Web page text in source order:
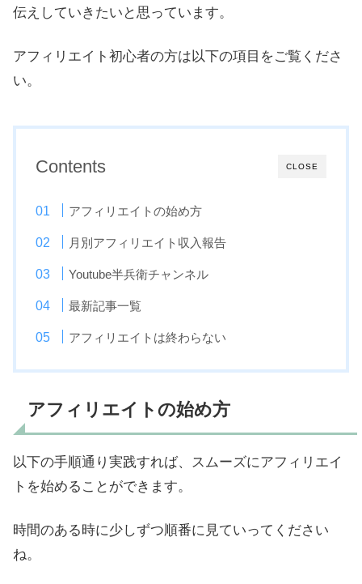
伝えしていきたいと思っています。
アフィリエイト初心者の方は以下の項目をご覧くださ
い。
CLOSE
Contents
アフィリエイトの始め方
月別アフィリエイト収入報告
Youtube半兵衛チャンネル
最新記事一覧
アフィリエイトは終わらない
アフィリエイトの始め方
以下の手順通り実践すれば、スムーズにアフィリエイ
トを始めることができます。
時間のある時に少しずつ順番に見ていってください
ね。